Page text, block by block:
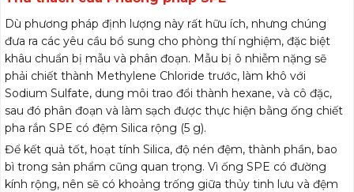
Dù phương pháp định lượng này rất hữu ích, nhưng chúng
đưa ra các yêu cầu bổ sung cho phòng thí nghiệm, đặc biệt
khâu chuẩn bị mẫu và phân đoạn. Mẫu bị ô nhiễm nặng sẽ
phải chiết thành Methylene Chloride trước, làm khô với
Sodium Sulfate, dung môi trao đổi thành hexane, và cô đặc,
sau đó phân đoạn và làm sạch được thực hiện bằng ống chiết
pha rắn SPE có đệm Silica rộng (5 g).
Để kết quả tốt, hoạt tính Silica, độ nén đệm, thành phần, bao
bì trong sản phẩm cũng quan trọng. Vì ống SPE có đường
kính rộng, nên sẽ có khoảng trống giữa thủy tinh lưu và đệm